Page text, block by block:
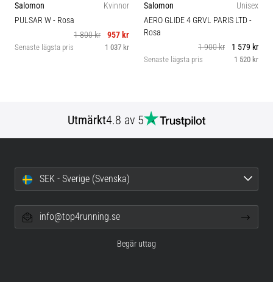
Salomon
Kvinnor
PULSAR W- Rosa
1 800 kr
957 kr
Senaste lägsta pris 1 037 kr
Salomon
Unisex
AERO GLIDE 4 GRVL PARIS LTD -
Rosa
1 900 kr
1 579 kr
Senaste lägsta pris 1 520 kr
Utmärkt4.8 av 5
SEK - Sverige (Svenska)
info@top4running.se
Begär uttag